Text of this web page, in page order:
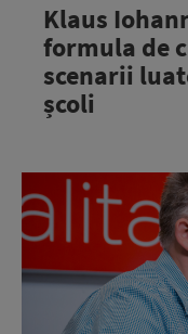
Klaus
formula de
scenarii
școli